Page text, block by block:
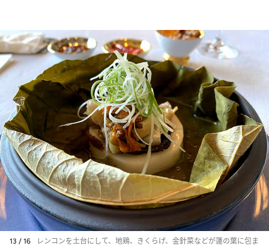
13 / 16
レンコンを土台にして、地鶏、きくらげ、金針菜などが蓮の葉に包ま